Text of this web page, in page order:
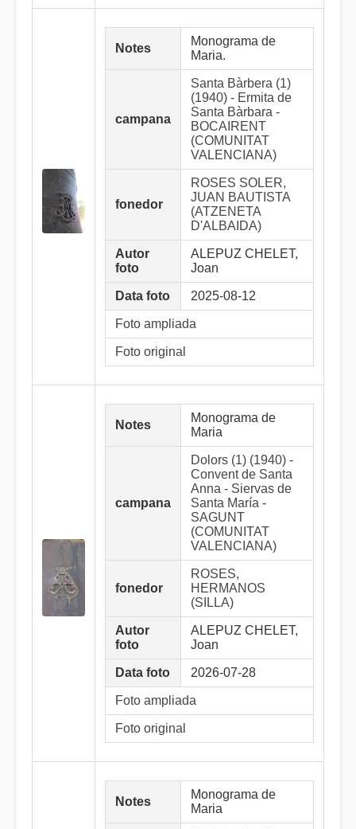
Notes
Monograma de
Maria.
campana
Santa Bàrbera (1)
(1940) - Ermita de
Santa Bàrbara -
BOCAIRENT
(COMUNITAT
VALENCIANA)
fonedor
ROSES SOLER,
JUAN BAUTISTA
(ATZENETA
D'ALBAIDA)
Autor
foto
ALEPUZ CHELET,
Joan
Data foto 2025-08-12
Foto ampliada
Foto original
Notes
Monograma de
Maria
campana
Dolors (1) (1940) -
Convent de Santa
Anna - Siervas de
Santa María -
SAGUNT
(COMUNITAT
VALENCIANA)
fonedor
ROSES,
HERMANOS
(SILLA)
Autor
foto
ALEPUZ CHELET,
Joan
Data foto 2026-07-28
Foto ampliada
Foto original
Notes
Monograma de
Maria